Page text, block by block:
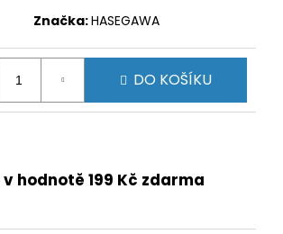
Značka:HASEGAWA
DO KOŠÍKU
v hodnotě 199 Kč zdarma